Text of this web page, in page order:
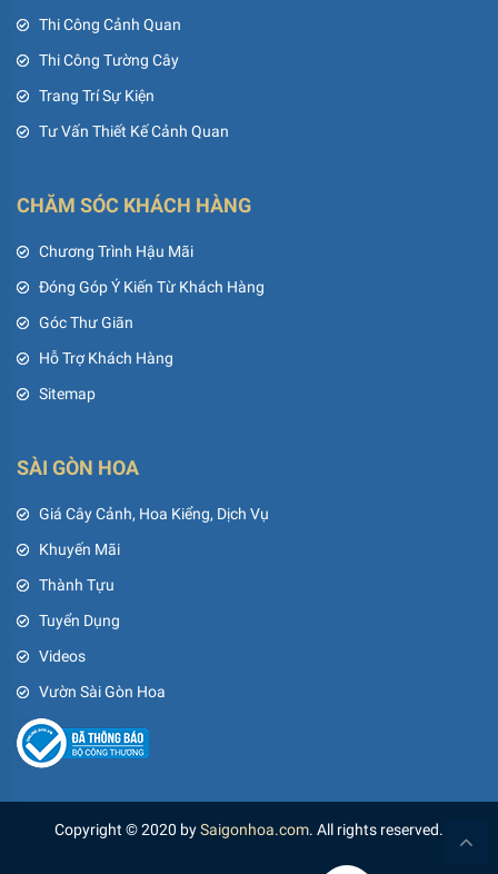
Thi Công Cảnh Quan
Thi Công Tường Cây
Trang Trí Sự Kiện
Tư Vấn Thiết Kế Cảnh Quan
CHĂM SÓC KHÁCH HÀNG
Chương Trình Hậu Mãi
Đóng Góp Ý Kiến Từ Khách Hàng
Góc Thư Giãn
Hỗ Trợ Khách Hàng
Sitemap
SÀI GÒN HOA
Giá Cây Cảnh, Hoa Kiểng, Dịch Vụ
Khuyến Mãi
Thành Tựu
Tuyển Dụng
Videos
Vườn Sài Gòn Hoa
Copyright © 2020 bySaigonhoa.com. All rights reserved.